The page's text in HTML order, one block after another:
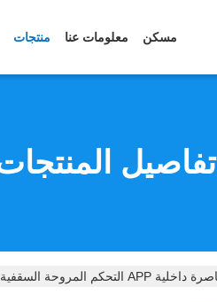
مسكن معلومات عنا منتجات
تفاصيل